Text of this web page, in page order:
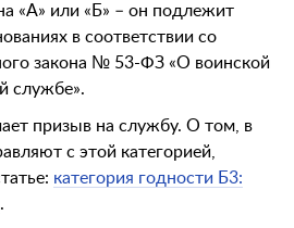
«А» или «Б» – он подлежит
в соответствии со
закона № 53-ФЗ «О воинской
службе».
призыв на службу. О том, в
с этой категорией,
категория годности Б3:
.